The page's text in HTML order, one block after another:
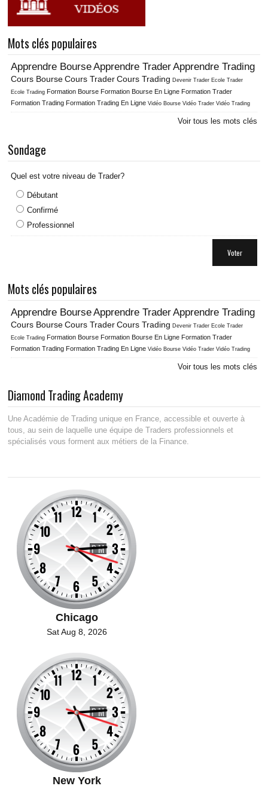
Mots clés populaires
Apprendre BourseApprendre TraderApprendre Trading
Cours Bourse Cours Trader Cours Trading Devenir Trader Ecole Trader
Ecole Trading Formation Bourse Formation Bourse En Ligne Formation Trader
Formation Trading Formation Trading En Ligne Vidéo Bourse Vidéo Trader Vidéo Trading
Voir tous les mots clés
Sondage
Quel est votre niveau de Trader?
Débutant
Confirmé
Professionnel
Voter
Mots clés populaires
Apprendre BourseApprendre TraderApprendre Trading
Cours Bourse Cours Trader Cours Trading Devenir Trader Ecole Trader
Ecole Trading Formation Bourse Formation Bourse En Ligne Formation Trader
Formation Trading Formation Trading En Ligne Vidéo Bourse Vidéo Trader Vidéo Trading
Voir tous les mots clés
Diamond Trading Academy
Une Académie de Trading unique en France, accessible et ouverte à
tous, au sein de laquelle une équipe de Traders professionnels et
spécialisés vous forment aux métiers de la Finance.
Chicago
Sat Aug 8, 2026
New York